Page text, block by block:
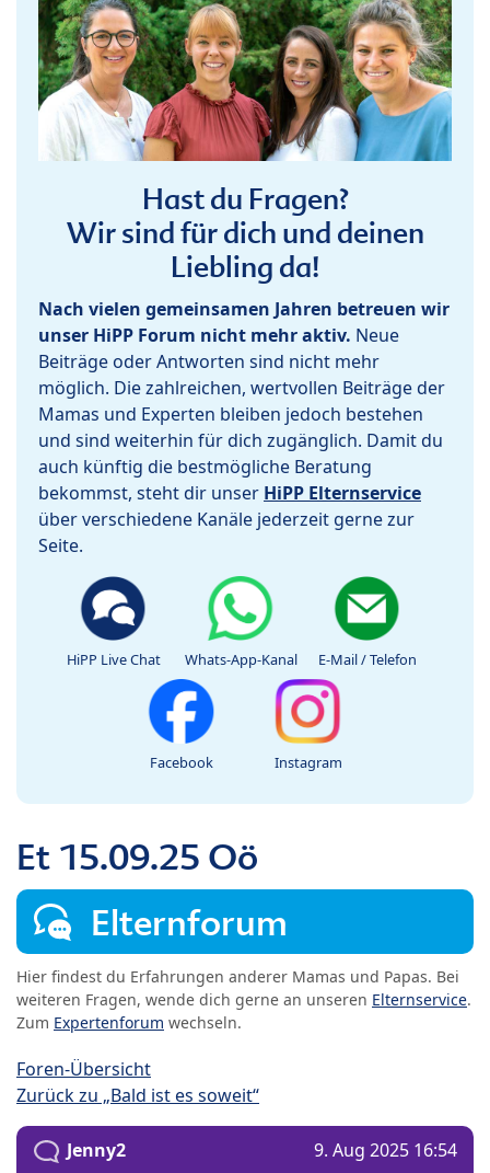
Hast du Fragen?
Wir sind für dich und deinen
Liebling da!
Nach vielen gemeinsamen Jahren betreuen wir
unser HiPP Forum nicht mehr aktiv. Neue
Beiträge oder Antworten sind nicht mehr
möglich. Die zahlreichen, wertvollen Beiträge der
Mamas und Experten bleiben jedoch bestehen
und sind weiterhin für dich zugänglich. Damit du
auch künftig die bestmögliche Beratung
bekommst, steht dir unser HiPP Elternservice
über verschiedene Kanäle jederzeit gerne zur
Seite.
HiPP Live Chat Whats-App-Kanal E-Mail / Telefon
Facebook Instagram
Et 15.09.25 Oö
Elternforum
Hier findest du Erfahrungen anderer Mamas und Papas. Bei
weiteren Fragen, wende dich gerne an unseren Elternservice.
Zum Expertenforum wechseln.
Foren-Übersicht
Zurück zu „Bald ist es soweit“
Jenny2 9. Aug 2025 16:54